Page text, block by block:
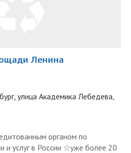
Ленина
улица Академика Лебедева,
органом по
и услуг в России ☆уже более 20